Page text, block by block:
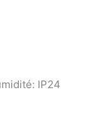
IP24